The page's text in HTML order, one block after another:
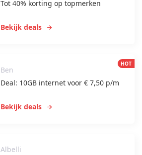
Tot 40% korting op topmerken
Bekijk deals
HOT
Ben
Deal: 10GB internet voor € 7,50 p/m
Bekijk deals
Albelli